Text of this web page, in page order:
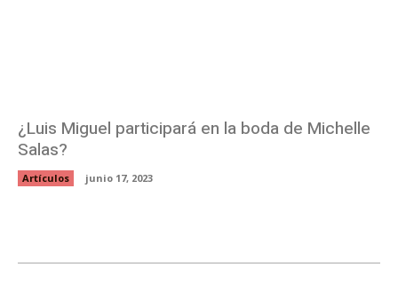
¿Luis Miguel participará en la boda de Michelle
Salas?
Artículos junio 17, 2023